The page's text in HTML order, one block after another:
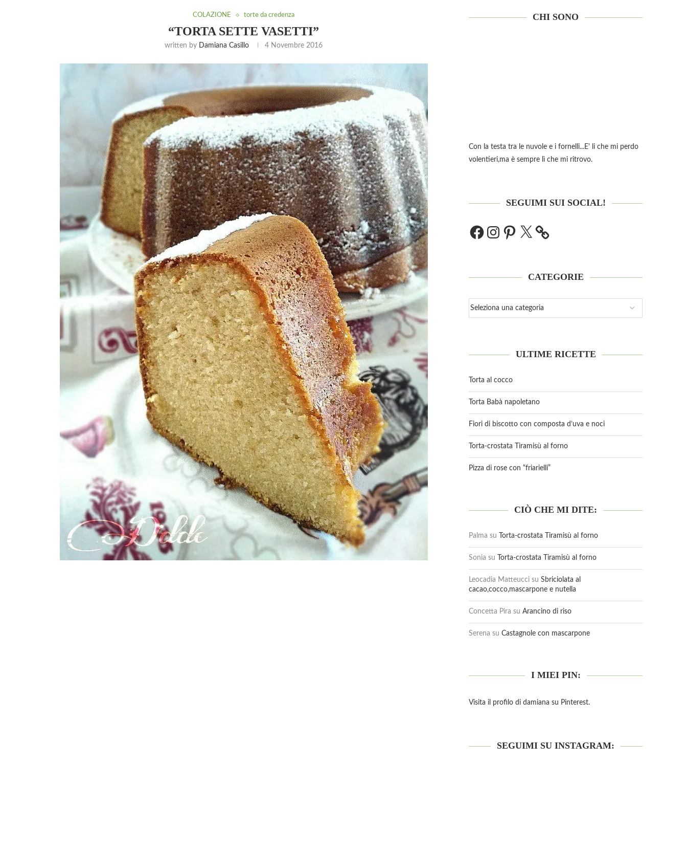
COLAZIONE torte da credenza
“TORTA SETTE VASETTI”
written by Damiana Casillo 4 Novembre 2016
CHI SONO
Con la testa tra le nuvole e i fornelli...E' li che mi perdo
volentieri,ma è sempre lì che mi ritrovo.
SEGUIMI SUI SOCIAL!
CATEGORIE
ULTIME RICETTE
Torta al cocco
Torta Babà napoletano
Fiori di biscotto con composta d’uva e noci
Torta-crostata Tiramisù al forno
Pizza di rose con “friarielli”
CIÒ CHE MI DITE:
Palma su Torta-crostata Tiramisù al forno
Sonia su Torta-crostata Tiramisù al forno
Leocadia Matteucci su Sbriciolata al
cacao,cocco,mascarpone e nutella
Concetta Pira su Arancino di riso
Serena su Castagnole con mascarpone
I MIEI PIN:
Visita il profilo di damiana su Pinterest.
SEGUIMI SU INSTAGRAM: